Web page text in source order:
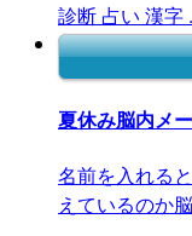
診断 占い 漢字
夏休み脳内メ
名前を入れる
えているのか